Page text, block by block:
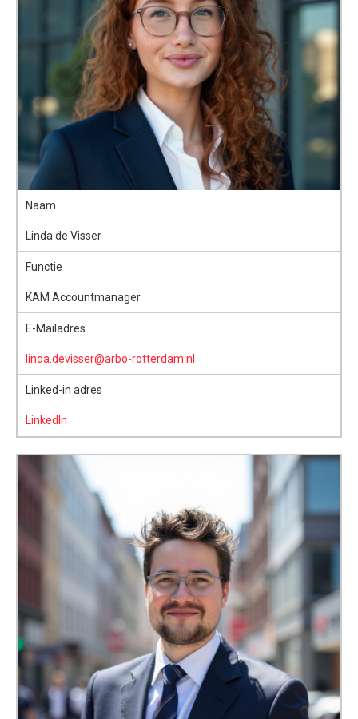
Naam
Linda de Visser
Functie
KAM Accountmanager
E-Mailadres
linda.devisser@arbo-rotterdam.nl
Linked-in adres
LinkedIn